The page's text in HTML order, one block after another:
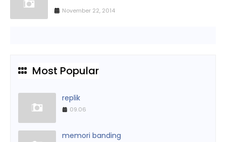
November 22, 2014
Most Popular
replik
09.06
memori banding